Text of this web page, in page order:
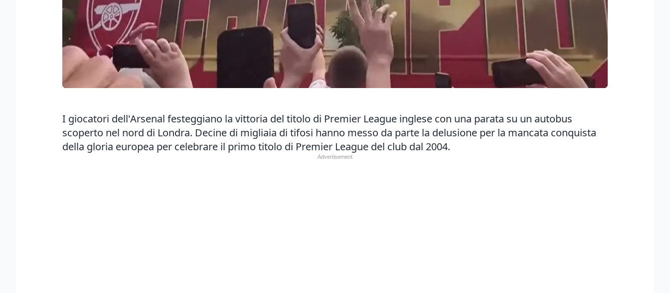
I giocatori dell'Arsenal festeggiano la vittoria del titolo di Premier League inglese con una parata su un autobus
scoperto nel nord di Londra. Decine di migliaia di tifosi hanno messo da parte la delusione per la mancata conquista
della gloria europea per celebrare il primo titolo di Premier League del club dal 2004.